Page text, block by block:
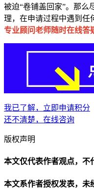
被迫“卷铺盖回家”。那么
理，在申请过程中遇到任
专业顾问老师随时在线答
我已了解，立即申请积分
还不清楚，在线咨询
版权声明
本文仅代表作者观点，不
本文系作者授权发表，未